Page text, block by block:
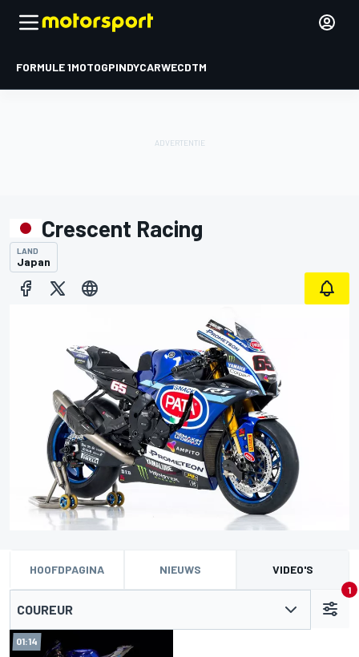
FORMULE 1MOTOGPINDYCARWECDTM
Crescent Racing
LAND
Japan
HOOFDPAGINA NIEUWS VIDEO'S
COUREUR
1
01:14